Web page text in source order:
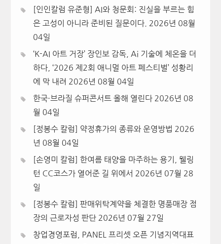
[인인칼럼 유준형] AI와 청문회: 진실을 부르는 힘
은 고성이 아니라 준비된 질문이다.
2026년 08월
04일
‘K-AI 아트 거장’ 장인보 감독, Ai 기술에 체온을 더
하다, ‘2026 제2회 애니멀 아트 페스티벌’ 성황리
에 막 내려 2026년 08월 04일
한국·브라질 슈퍼콘서트 올해 열린다 2026년 08
월 04일
[정봉수 칼럼] 약정휴가의 종류와 운영방법 2026
년 08월 04일
[손영미 칼럼] 한여름 태양을 마주하는 용기, 웰링
턴 CC코스가 열어준 길 위에서 2026년 07월 28
일
[정봉수 칼럼] 판매위탁계약을 체결한 명품매장 점
장의 근로자성 판단 2026년 07월 27일
창업경영포럼, PANEL 프리셋 오픈 기념지역대표